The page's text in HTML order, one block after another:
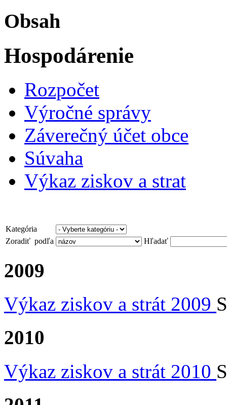
Obsah
Hospodárenie
Rozpočet
Výročné správy
Záverečný účet obce
Súvaha
Výkaz ziskov a strat
Kategória
Zoradiť podľa
Hľadať
2009
Výkaz ziskov a strát 2009
2010
Výkaz ziskov a strát 2010